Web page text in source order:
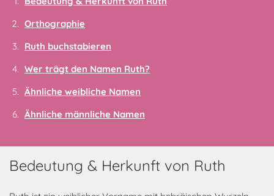
Orthographie
Ruth buchstabieren
Wer trägt den Namen Ruth?
Ähnliche weibliche Namen
Ähnliche männliche Namen
Bedeutung & Herkunft von Ruth